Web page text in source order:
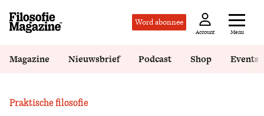
Word abonnee
Account Menu
Magazine Nieuwsbrief Podcast Shop Events
Praktische filosofie